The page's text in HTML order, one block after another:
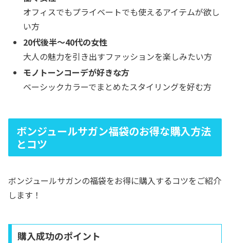
オフィスでもプライベートでも使えるアイテムが欲し
い方
20代後半〜40代の女性
大人の魅力を引き出すファッションを楽しみたい方
モノトーンコーデが好きな方
ベーシックカラーでまとめたスタイリングを好む方
ボンジュールサガン福袋のお得な購入方法
とコツ
ボンジュールサガンの福袋をお得に購入するコツをご紹介
します！
購入成功のポイント